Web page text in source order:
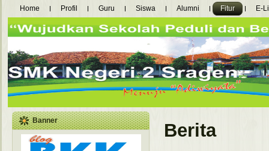
Home Profil Guru Siswa Alumni Fitur E-
Banner Berita